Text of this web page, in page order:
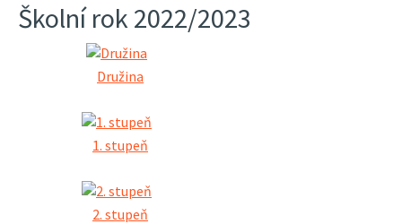
Školní rok 2022/2023
Družina
1. stupeň
2. stupeň